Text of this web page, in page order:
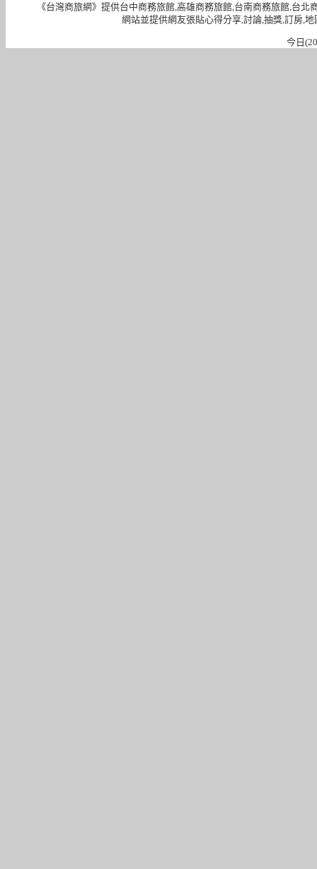
《台灣商旅網》提供台中商務旅館,高雄商務旅館,台南商務旅館,台
網站並提供網友張貼心得分享,討論,抽獎,訂房,
今日